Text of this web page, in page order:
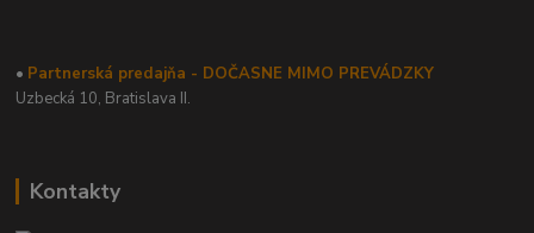
• Partnerská predajňa - DOČASNE MIMO PREVÁDZKY
Uzbecká 10, Bratislava II.
Kontakty